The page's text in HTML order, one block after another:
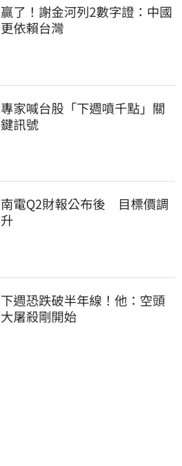
贏了！謝金河列2數字證：中國
更依賴台灣
專家喊台股「下週噴千點」關
鍵訊號
南電Q2財報公布後　目標價調
升
下週恐跌破半年線！他：空頭
大屠殺剛開始